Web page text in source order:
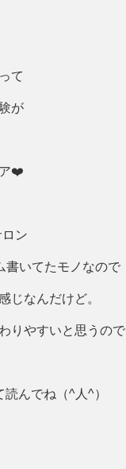
て
が
ア❤️
ン
書いてたモノなので
じなんだけど。
りやすいと思うので
んでね（^人^）